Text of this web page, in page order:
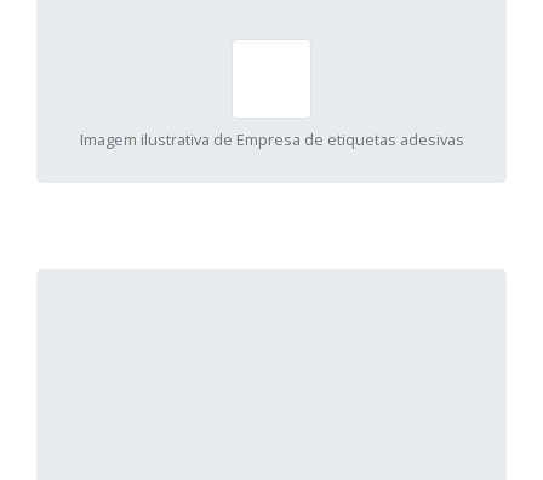
Imagem ilustrativa de Empresa de etiquetas adesivas